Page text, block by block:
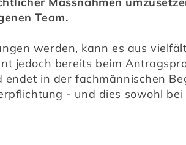
Team.
werden, kann es aus
jedoch bereits beim
in der fachmännischen
- und dies sowohl